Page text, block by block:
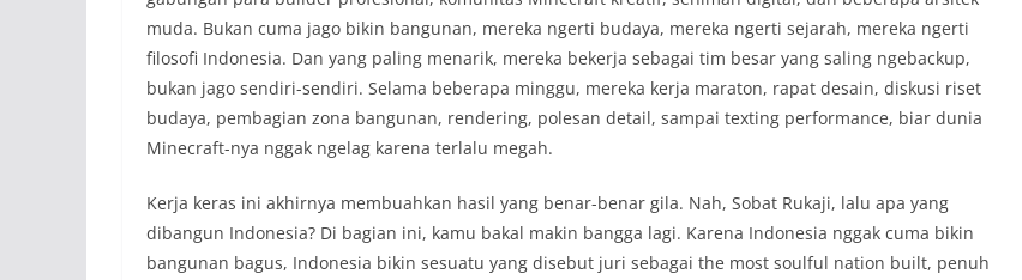
muda. Bukan cuma jago bikin bangunan, mereka ngerti budaya, mereka ngerti sejarah, mereka ngerti
filosofi Indonesia. Dan yang paling menarik, mereka bekerja sebagai tim besar yang saling ngebackup,
bukan jago sendiri-sendiri. Selama beberapa minggu, mereka kerja maraton, rapat desain, diskusi riset
budaya, pembagian zona bangunan, rendering, polesan detail, sampai texting performance, biar dunia
Minecraft-nya nggak ngelag karena terlalu megah.
Kerja keras ini akhirnya membuahkan hasil yang benar-benar gila. Nah, Sobat Rukaji, lalu apa yang
dibangun Indonesia? Di bagian ini, kamu bakal makin bangga lagi. Karena Indonesia nggak cuma bikin
bangunan bagus, Indonesia bikin sesuatu yang disebut juri sebagai the most soulful nation built, penuh